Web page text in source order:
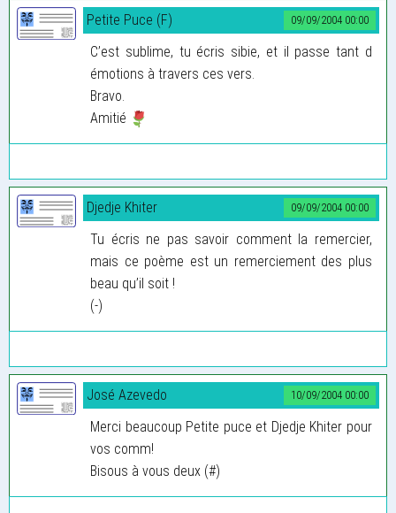
09/09/2004 00:00
Petite Puce (F)
C’est sublime, tu écris sibie, et il passe tant d
émotions à travers ces vers.
Bravo.
Amitié
09/09/2004 00:00
Djedje Khiter
Tu écris ne pas savoir comment la remercier,
mais ce poème est un remerciement des plus
beau qu’il soit !
(-)
10/09/2004 00:00
José Azevedo
Merci beaucoup Petite puce et Djedje Khiter pour
vos comm!
Bisous à vous deux (#)